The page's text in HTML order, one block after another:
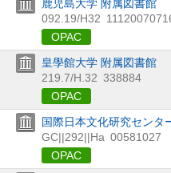
鹿児島大学 附属図書館
092.19/H32
OPAC
皇學館大学 附属図書館
219.7/H.32 338884
OPAC
国際日本文化研究センタ
GC||292||Ha 00581027
OPAC